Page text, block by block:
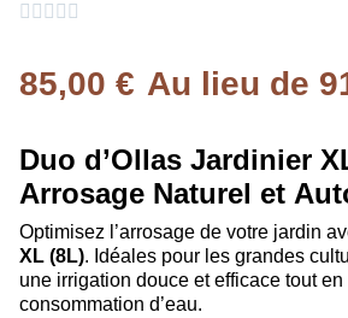
    
85,00 € Au lieu de
Duo d’Ollas Jardinier
Arrosage Naturel et
Optimisez l’arrosage de votre jardin
XL (8L). Idéales pour les grandes
une irrigation douce et efficace tout
consommation d’eau.